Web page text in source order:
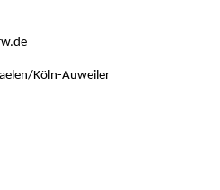
Köln-Auweiler